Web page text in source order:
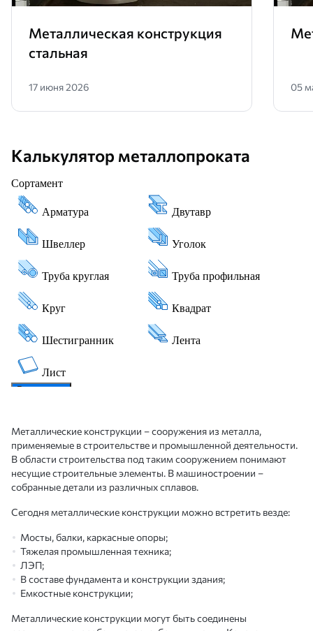
Металлическая конструкция
стальная
17 июня 2026 05
Калькулятор металлопроката
Металлические конструкции – сооружения из металла,
применяемые в строительстве и промышленной деятельности.
В области строительства под таким сооружением понимают
несущие строительные элементы. В машиностроении –
собранные детали из различных сплавов.
Сегодня металлические конструкции можно встретить везде:
Мосты, балки, каркасные опоры;
Тяжелая промышленная техника;
ЛЭП;
В составе фундамента и конструкции здания;
Емкостные конструкции;
Металлические конструкции могут быть соединены